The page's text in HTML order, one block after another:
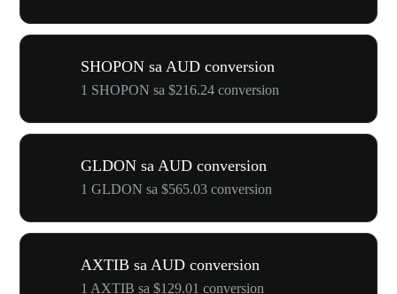
SHOPON sa AUD conversion
1 SHOPON sa $216.24 conversion
GLDON sa AUD conversion
1 GLDON sa $565.03 conversion
AXTIB sa AUD conversion
1 AXTIB sa $129.01 conversion